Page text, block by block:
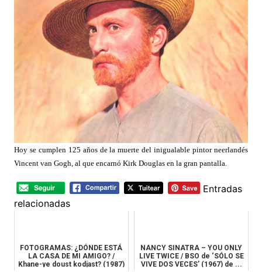
Hoy se cumplen 125 años de la muerte del inigualable pintor neerlandés
Vincent van Gogh, al que encarnó Kirk Douglas en la gran pantalla.
Entradas
relacionadas
FOTOGRAMAS: ¿DÓNDE ESTÁ
LA CASA DE MI AMIGO? /
Khane-ye doust kodjast? (1987)
NANCY SINATRA – YOU ONLY
LIVE TWICE / BSO de ‘SÓLO SE
VIVE DOS VECES’ (1967) de ...